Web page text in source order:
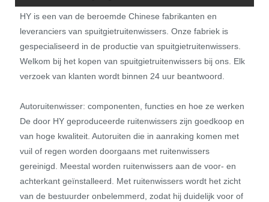
HY is een van de beroemde Chinese fabrikanten en
leveranciers van spuitgietruitenwissers. Onze fabriek is
gespecialiseerd in de productie van spuitgietruitenwissers.
Welkom bij het kopen van spuitgietruitenwissers bij ons. Elk
verzoek van klanten wordt binnen 24 uur beantwoord.
Autoruitenwisser: componenten, functies en hoe ze werken
De door HY geproduceerde ruitenwissers zijn goedkoop en
van hoge kwaliteit. Autoruiten die in aanraking komen met
vuil of regen worden doorgaans met ruitenwissers
gereinigd. Meestal worden ruitenwissers aan de voor- en
achterkant geïnstalleerd. Met ruitenwissers wordt het zicht
van de bestuurder onbelemmerd, zodat hij duidelijk voor of